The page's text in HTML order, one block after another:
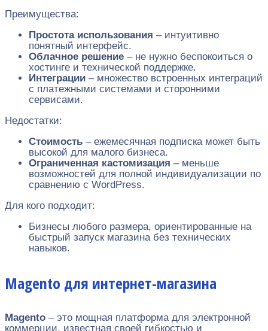
Преимущества:
Простота использования – интуитивно
понятный интерфейс.
Облачное решение – не нужно беспокоиться о
хостинге и технической поддержке.
Интеграции – множество встроенных интеграций
с платежными системами и сторонними
сервисами.
Недостатки:
Стоимость – ежемесячная подписка может быть
высокой для малого бизнеса.
Ограниченная кастомизация – меньше
возможностей для полной индивидуализации по
сравнению с WordPress.
Для кого подходит:
Бизнесы любого размера, ориентированные на
быстрый запуск магазина без технических
навыков.
Magento для интернет-магазина
Magento – это мощная платформа для электронной
коммерции, известная своей гибкостью и